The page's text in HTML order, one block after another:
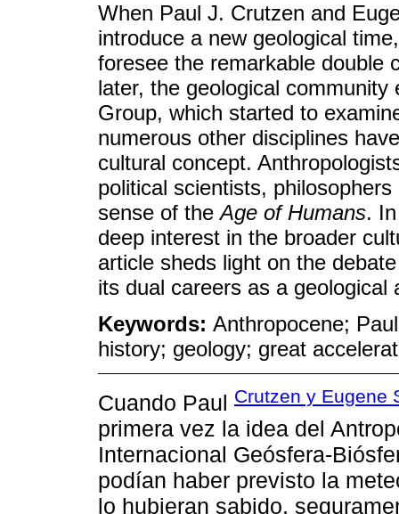
When Paul J. Crutzen and
introduce a new geological
foresee the remarkable double
later, the geological
Group, which started to
numerous other disciplines
cultural concept.
political scientists,
sense of theAge of Humans.
deep interest in the broader
article sheds light on the
its dual careers as a geological
Keywords: Anthropocene;
history; geology; great
Cuando Paul Crutzen y Eugene
primera vez la idea del
Internacional Geósfera-
podían haber previsto la
lo hubieran sabido,